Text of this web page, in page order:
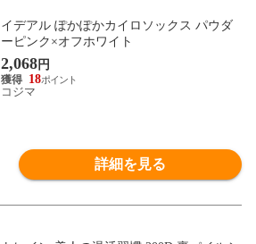
イデアル ぽかぽかカイロソックス パウダ
ーピンク×オフホワイト
2,068円
18
コジマ
詳細を見る